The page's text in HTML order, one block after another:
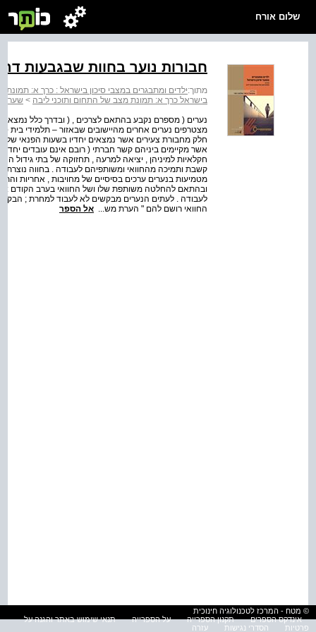
שלום אורח
חבורות נוער בחוות שבגבעות
מתוך:ילדים ומתבגרים במצבי סיכון בישראל : כרך א: תמונת
בישראל כרך א: תמונת מצב של התחום ותוכני ליבה > שער
נערים ( מספרם נקבע בהתאם לצרכים , ( ובדרך כלל
מצטרפים נערים אחרים מהיישובים שבאזור – תלמידי בית
אשר מקיימים ביניהם קשר חברתי ( רובם אינם עובדים
חקלאיות למיניהן , יציאה למרעה , תחזוקה של בתי גידול
קשבת ותמיכה מהחוואי ומשותפיהם לעבודה . בחווה נוצרת
מטמיעות בנערים ערכים בסיסיים של מחויבות , אחריות
ובהתאם להחלטה משותפת שלו ושל החוואי בערב הקודם :
לעבודה . לעתים הנערים מבקשים לא לעבוד למחרת ;
החוואי רושם להם " הערת מש... אל הספר
© מטח - המרכז לטכנולוגיה חינוכית
אינדקס הספרים
תקנון הספרייה על הספרייה
תנאי שימוש באתר והגנה על
פרטיות
הסדרי נגישות עזרה